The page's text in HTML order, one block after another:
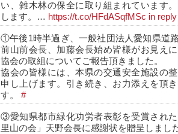
い、雑木林の保全に取り組まれています
します。… https://t.co/HFdASqfMSc in
①午後1時半過ぎ、一般社団法人愛知県道
前山前会長、加藤会長始め皆様がお見え
協会の取組についてご報告頂きました。
協会の皆様には、本県の交通安全施設の
申し上げます。引き続き、お力添えを頂
す。 #
③愛知県都市緑化功労者表彰を受賞され
里山の会」天野会長に感謝状を贈呈しまし